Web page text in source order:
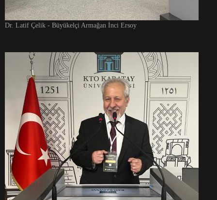
Dr. Latif Çelik - Büyükelçi Armağan İnci Ersoy